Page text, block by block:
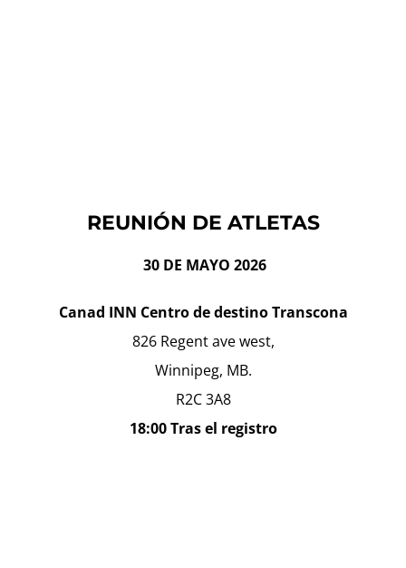
REUNIÓN DE ATLETAS
30 DE MAYO 2026
Canad INN Centro de destino Transcona
826 Regent ave west,
Winnipeg, MB.
R2C 3A8
18:00 Tras el registro